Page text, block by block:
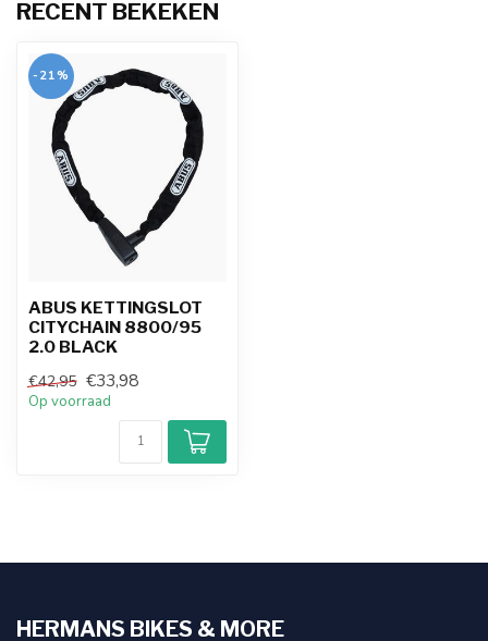
RECENT BEKEKEN
-21%
ABUS KETTINGSLOT
CITYCHAIN 8800/95
2.0 BLACK
€42,95 €33,98
Op voorraad
HERMANS BIKES & MORE